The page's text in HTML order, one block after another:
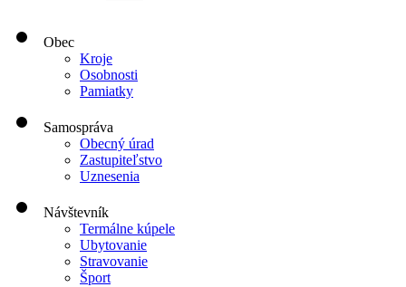
Obec
Kroje
Osobnosti
Pamiatky
Samospráva
Obecný úrad
Zastupiteľstvo
Uznesenia
Návštevník
Termálne kúpele
Ubytovanie
Stravovanie
Šport